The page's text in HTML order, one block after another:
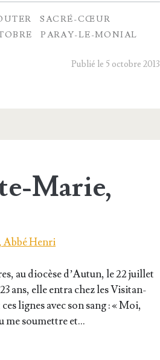
SACRÉ-CŒUR
PARAY-LE-MONIAL
Publié le 5 octobre 2013
Marie,
Abbé Henri
au dio­cèse d’Au­tun, le 22 juillet
ans, elle entra chez les Visi­tan­
lignes avec son sang : « Moi,
me sou­mettre et…